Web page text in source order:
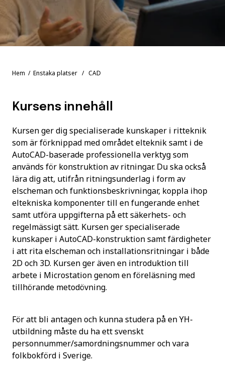
Hem / Enstaka platser / CAD
Kursens innehåll
Kursen ger dig specialiserade kunskaper i ritteknik
som är förknippad med området elteknik samt i de
AutoCAD-baserade professionella verktyg som
används för konstruktion av ritningar. Du ska också
lära dig att, utifrån ritningsunderlag i form av
elscheman och funktionsbeskrivningar, koppla ihop
eltekniska komponenter till en fungerande enhet
samt utföra uppgifterna på ett säkerhets- och
regelmässigt sätt. Kursen ger specialiserade
kunskaper i AutoCAD-konstruktion samt färdigheter
i att rita elscheman och installationsritningar i både
2D och 3D. Kursen ger även en introduktion till
arbete i Microstation genom en föreläsning med
tillhörande metodövning.
För att bli antagen och kunna studera på en YH-
utbildning måste du ha ett svenskt
personnummer/samordningsnummer och vara
folkbokförd i Sverige.